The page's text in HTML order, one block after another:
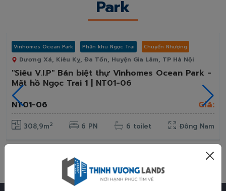
Park
Mới
Vinhomes Ocean Park Phân khu Ngọc Trai Chuyển Nhượng
Dương Xá, Kiêu Kỵ, Đa Tốn, Huyện Gia Lâm, TP Hà Nội
"Siêu V.I.P" Bán biệt thự Vinhomes Ocean Park -
Mặt hồ Ngọc Trai 1 | NT01-06
NT01-06
Giá:
308,9m2 6 PN 6 toilet Đông Nam